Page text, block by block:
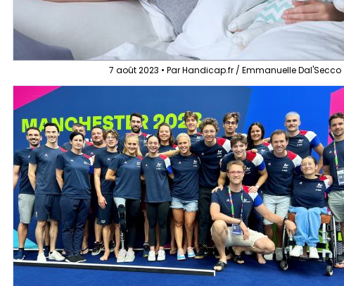
7 août 2023 • Par Handicap.fr / Emmanuelle Dal'Secco